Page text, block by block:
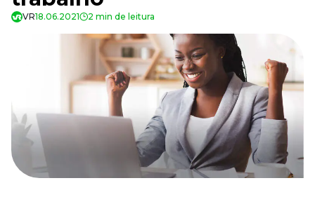
Aprimore a cultura organizacional
Educação Financeira
Saiba como gerenciar o seu dinheiro
Para o Trabalhador
Tudo para facilitar a rotina
VR na Imprensa
Cursos
Cursos
VR18.06.2021 2 min de leitura